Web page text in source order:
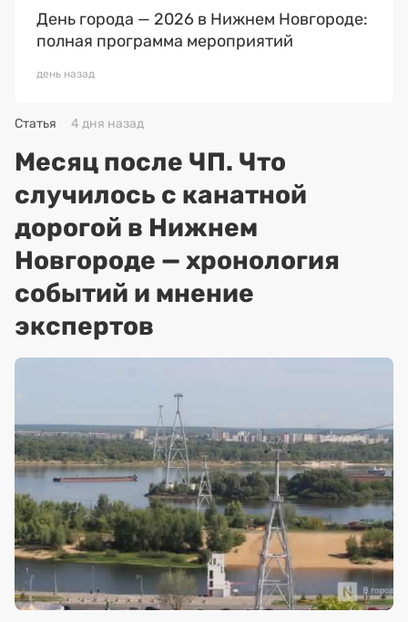
День города — 2026 в Нижнем Новгороде:
полная программа мероприятий
день назад
Статья 4 дня назад
Месяц после ЧП. Что
случилось с канатной
дорогой в Нижнем
Новгороде — хронология
событий и мнение
экспертов